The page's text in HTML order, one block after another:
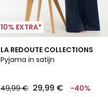
10% EXTRA*
LA REDOUTE COLLECTIONS
Pyjama in satijn
49,99 € 29,99 € -40%
4,7
/ 5
2
Kleuren